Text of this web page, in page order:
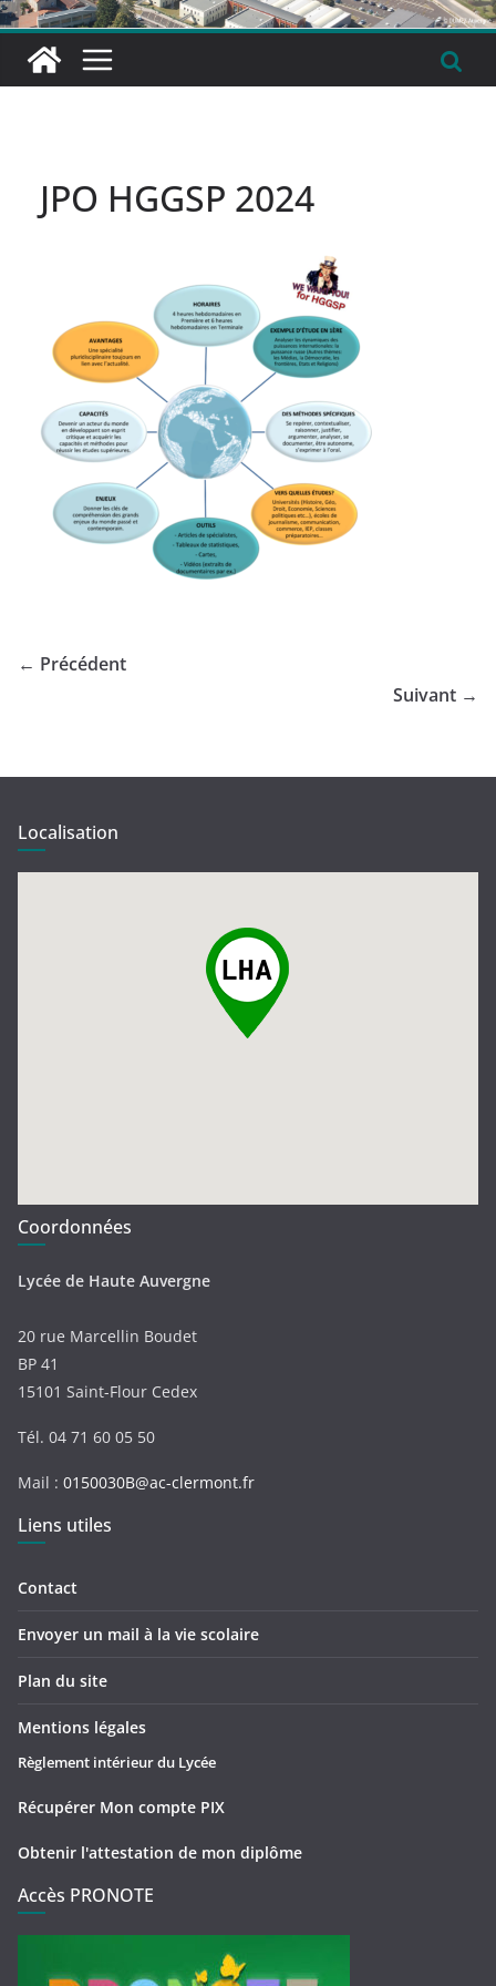
JPO HGGSP 2024
← Précédent
Suivant →
Localisation
Coordonnées
Lycée de Haute Auvergne
20 rue Marcellin Boudet
BP 41
15101 Saint-Flour Cedex
Tél. 04 71 60 05 50
Mail : 0150030B@ac-clermont.fr
Liens utiles
Contact
Envoyer un mail à la vie scolaire
Plan du site
Mentions légales
Règlement intérieur du Lycée
Récupérer Mon compte PIX
Obtenir l'attestation de mon diplôme
Accès PRONOTE